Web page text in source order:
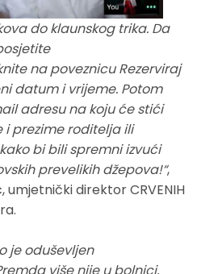
do klaunskog trika. Da
na poveznicu Rezerviraj
datum i vrijeme. Potom
adresu na koju će stići
prezime roditelja ili
bi bili spremni izvući
prevelikih džepova!“,
umjetnički direktor CRVENIH
je oduševljen
više nije u bolnici,